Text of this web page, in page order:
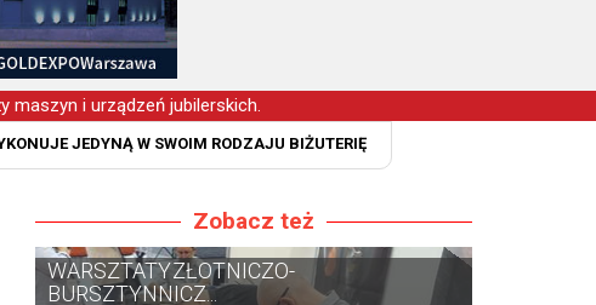
maszyn i urządzeń jubilerskich.
JEDYNĄ W SWOIM RODZAJU BIŻUTERIĘ
Zobacz też
WARSZTATY ZŁOTNICZO-
BURSZTYNNICZ...